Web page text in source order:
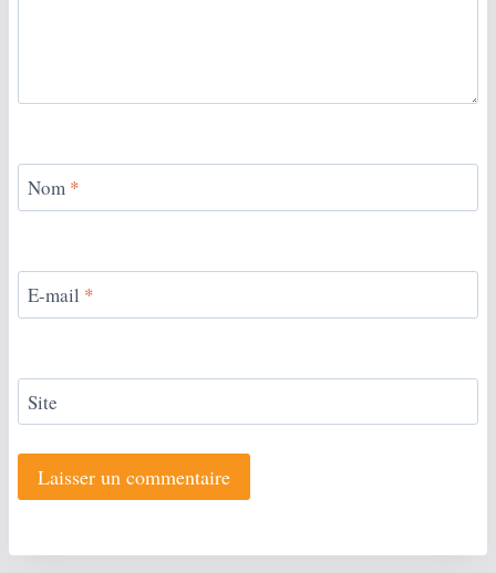
Nom *
E-mail *
Site